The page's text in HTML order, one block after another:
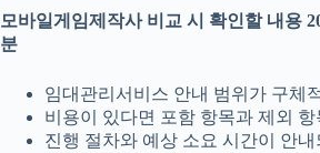
모바일게임제작사 비교 시 확인할 내용
분
임대관리서비스 안내 범위가 구체
비용이 있다면 포함 항목과 제외 항
진행 절차와 예상 소요 시간이 안내